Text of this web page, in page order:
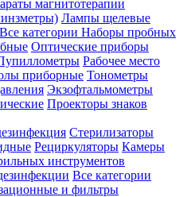
магнитотерапии
Лампы щелевые
Все категории Наборы пробных
Оптические приборы
Рабочее место
приборные Тонометры
Экзофтальмометры
Проекторы знаков
Стерилизаторы
Рециркуляторы Камеры
инструментов
Все категории
и фильтры